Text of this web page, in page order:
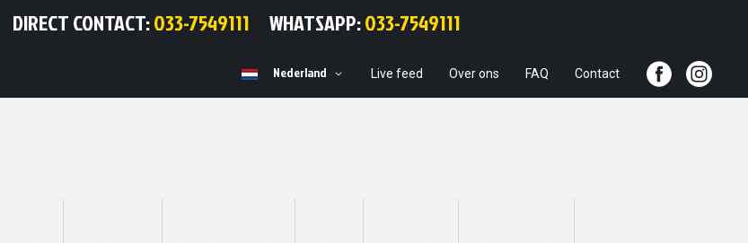
DIRECT CONTACT:033-7549111 WHATSAPP:033-7549111
Selecteer
Nederland Live feed Over ons FAQ Contact